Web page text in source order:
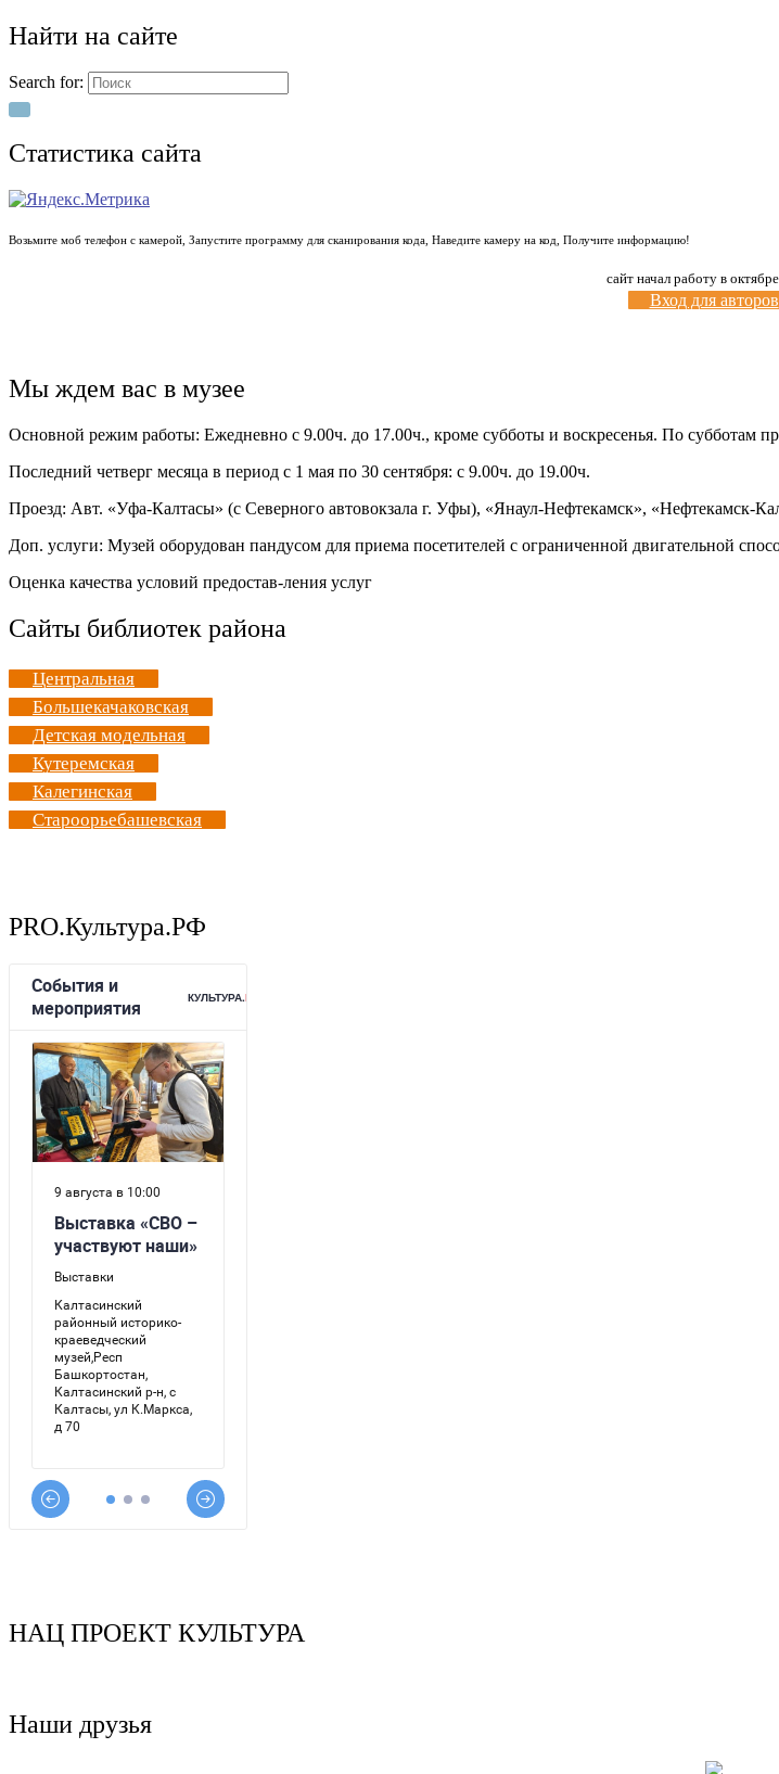
Найти на сайте
Search for:
Статистика сайта
Возьмите моб телефон с камерой, Запустите программу для сканирования кода, Наведите камеру на код, Получите информацию!
сайт начал работу в
Вход для авторов
Мы ждем вас в музее
Основной режим работы: Ежедневно с 9.00ч. до 17.00ч., кроме субботы и воскресенья. По субботам
Последний четверг месяца в период с 1 мая по 30 сентября: с 9.00ч. до 19.00ч.
Проезд: Авт. «Уфа-Калтасы» (с Северного автовокзала г. Уфы), «Янаул-Нефтекамск», «Нефтекамск-
Доп. услуги: Музей оборудован пандусом для приема посетителей с ограниченной двигательной
Оценка качества условий предостав-ления услуг
Сайты библиотек района
Центральная
Большекачаковская
Детская модельная
Кутеремская
Калегинская
Староорьебашевская
PRO.Культура.РФ
НАЦ ПРОЕКТ КУЛЬТУРА
Наши друзья